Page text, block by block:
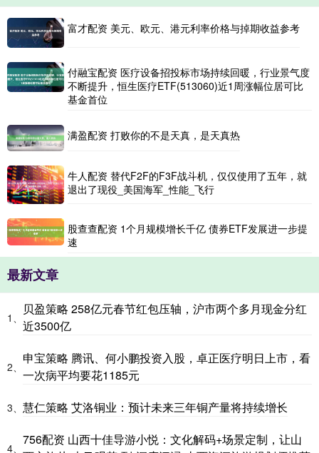
富才配资 美元、欧元、港元利率价格与掉期收益参考
付融宝配资 医疗设备招投标市场持续回暖，行业景气度
不断提升，恒生医疗ETF(513060)近1周涨幅位居可比
基金首位
满盈配资 打败你的不是天真，是天真热
牛人配资 替代F2F的F3F战斗机，仅仅使用了五年，就
退出了现役_美国海军_性能_飞行
股查查配资 1个月规模增长千亿 债券ETF发展进一步提
速
最新文章
1、
贝盈策略 258亿元春节红包压轴，沪市两个多月现金分红
近3500亿
2、
申宝策略 腾讯、何小鹏投资入股，卓正医疗明日上市，看
一次病平均要花1185元
3、 慧仁策略 艾洛铜业：预计未来三年铜产量将持续增长
4、
756配资 山西十佳导游小悦：文化解码+场景定制，让山